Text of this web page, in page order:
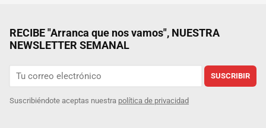
RECIBE "Arranca que nos vamos", NUESTRA
NEWSLETTER SEMANAL
SUSCRIBIR
Suscribiéndote aceptas nuestra política de privacidad